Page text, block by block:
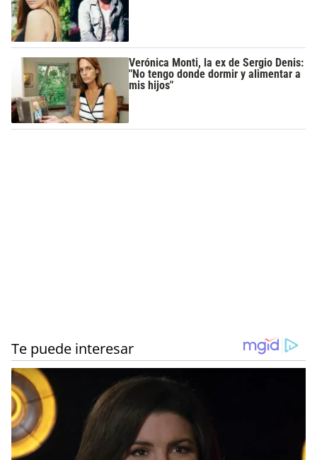
Verónica Monti, la ex de Sergio Denis:
"No tengo donde dormir y alimentar a
mis hijos"